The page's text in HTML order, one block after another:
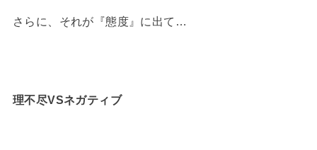
さらに、それが『態度』に出て…
理不尽VSネガティブ